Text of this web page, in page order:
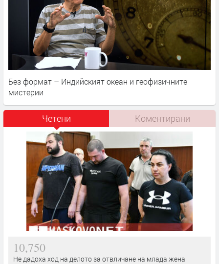
Без формат – Индийският океан и геофизичните
мистерии
Четени Коментирани
10,750
Не дадоха ход на делото за отвличане на млада жена